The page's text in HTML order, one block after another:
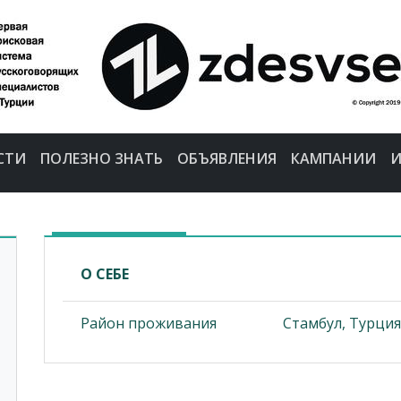
ПОЛЕЗНО ЗНАТЬ ОБЪЯВЛЕНИЯ КАМПАНИИ
О СЕБЕ
Район проживания Стамбул, Турция